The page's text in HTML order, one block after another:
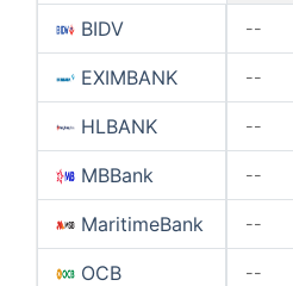
BIDV --
EXIMBANK --
HLBANK --
MBBank --
MaritimeBank --
OCB --